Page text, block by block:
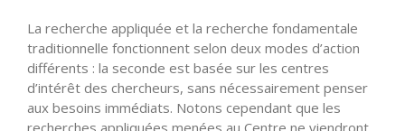
La recherche appliquée et la recherche fondamentale
traditionnelle fonctionnent selon deux modes d’action
différents : la seconde est basée sur les centres
d’intérêt des chercheurs, sans nécessairement penser
aux besoins immédiats. Notons cependant que les
recherches appliquées menées au Centre ne viendront